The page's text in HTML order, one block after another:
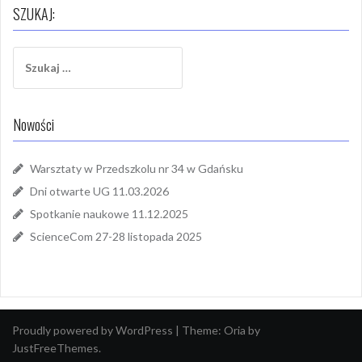
SZUKAJ:
Nowości
Warsztaty w Przedszkolu nr 34 w Gdańsku
Dni otwarte UG 11.03.2026
Spotkanie naukowe 11.12.2025
ScienceCom 27-28 listopada 2025
Proudly powered by WordPress | Theme: Oria by
JustFreeThemes.